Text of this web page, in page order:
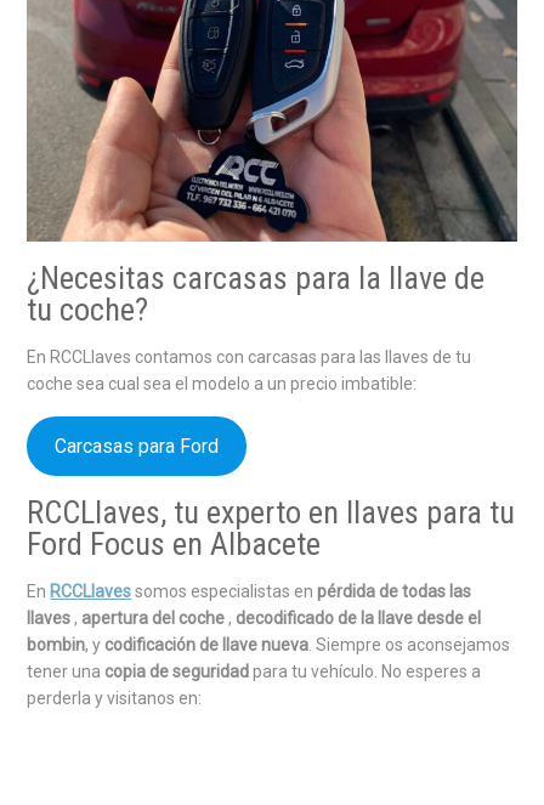
¿Necesitas carcasas para la llave de
tu coche?
En RCCLlaves contamos con carcasas para las llaves de tu
coche sea cual sea el modelo a un precio imbatible:
Carcasas para Ford
RCCLlaves, tu experto en llaves para tu
Ford Focus en Albacete
En RCCLlavessomos especialistas enpérdida de todas las
llaves, apertura del coche, decodificado de la llave desde el
bombin, y codificación de llave nueva. Siempre os aconsejamos
tener una copia de seguridadpara tu vehículo. No esperes a
perderla y visitanos en: